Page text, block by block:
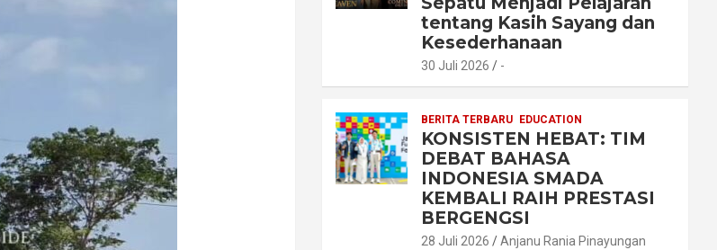
tentang Kasih Sayang dan
Kesederhanaan
30 Juli 2026 -
BERITA TERBARU EDUCATION
KONSISTEN HEBAT: TIM
DEBAT BAHASA
INDONESIA SMADA
KEMBALI RAIH PRESTASI
BERGENGSI
28 Juli 2026 Anjanu Rania Pinayungan